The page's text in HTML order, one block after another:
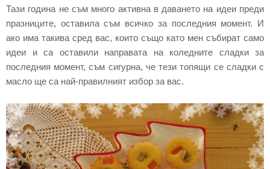
Тази година не съм много активна в даването на идеи преди
празниците, оставила съм всичко за последния момент. И
ако има такива сред вас, които също като мен събират само
идеи и са оставили направата на коледните сладки за
последния момент, съм сигурна, че тези топящи се сладки с
масло ще са най-правилният избор за вас.